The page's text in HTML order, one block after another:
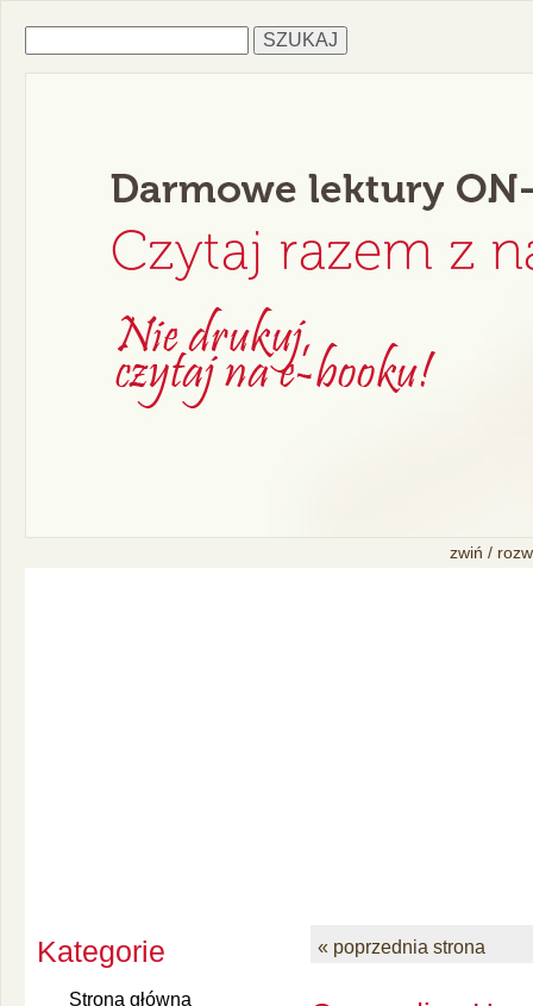
zwiń /
Kategorie
Strona główna
« poprzednia strona